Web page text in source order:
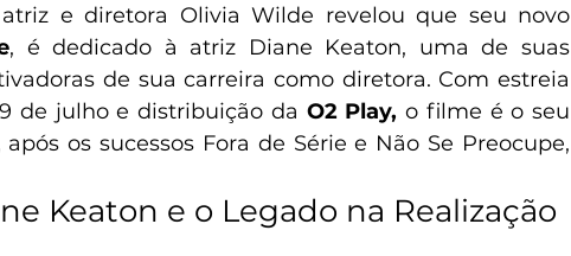
e diretora Olivia Wilde revelou que seu novo
, é dedicado à atriz Diane Keaton, uma de suas
de sua carreira como diretora. Com estreia
de julho e distribuição da O2 Play, o filme é o seu
os sucessos Fora de Série e Não Se Preocupe,
Keaton e o Legado na Realização